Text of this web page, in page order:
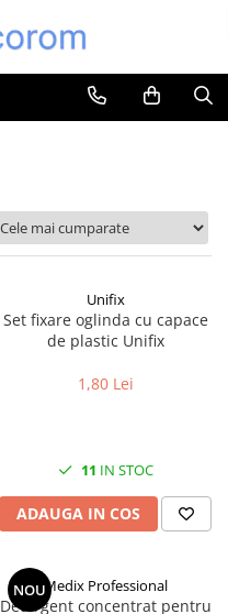
Unifix
Set fixare oglinda cu capace
de plastic Unifix
1,80 Lei
11 IN STOC
ADAUGA IN COS
NOUMedix Professional
Detergent concentrat pentru